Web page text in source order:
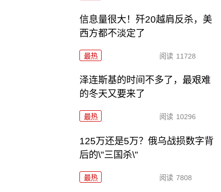
信息量很大！歼20越肩反杀，美
西方都不淡定了
最热 阅读 11728
泽连斯基的时间不多了，最艰难
的冬天又要来了
最热 阅读 10296
125万还是5万？俄乌战损数字背
后的\"三国杀\"
最热 阅读 7808